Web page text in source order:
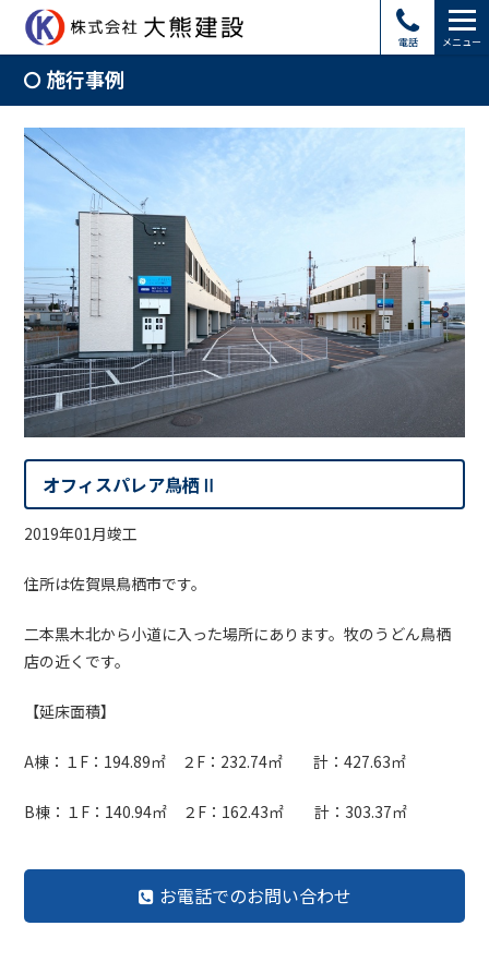
電話 メニュー
施行事例
オフィスパレア鳥栖Ⅱ
2019年01月竣工
住所は佐賀県鳥栖市です。
二本黒木北から小道に入った場所にあります。牧のうどん鳥栖
店の近くです。
【延床面積】
A棟：１F：194.89㎡ ２F：232.74㎡ 計：427.63㎡
B棟：１F：140.94㎡ ２F：162.43㎡ 計：303.37㎡
お電話でのお問い合わせ